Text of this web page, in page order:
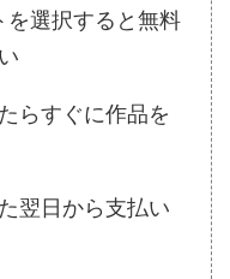
選択すると無料
らすぐに作品を
翌日から支払い